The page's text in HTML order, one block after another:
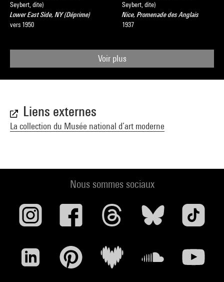
Seybert, dite)
Lower East Side, NY (Déprime)
vers 1950
Seybert, dite)
Nice, Promenade des Anglais
1937
Voir plus
Liens externes
La collection du Musée national d’art moderne
Nous sommes sociaux